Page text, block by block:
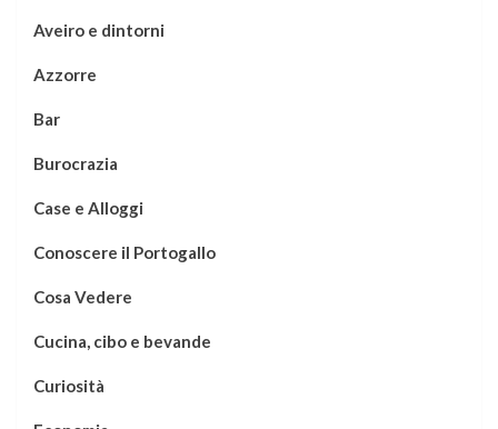
Aveiro e dintorni
Azzorre
Bar
Burocrazia
Case e Alloggi
Conoscere il Portogallo
Cosa Vedere
Cucina, cibo e bevande
Curiosità